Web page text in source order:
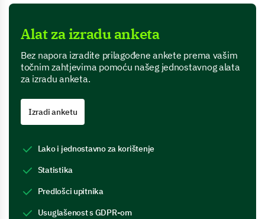
Alat za izradu anketa
Bez napora izradite prilagođene ankete prema vašim
točnim zahtjevima pomoću našeg jednostavnog alata
za izradu anketa.
Izradi anketu
Lako i jednostavno za korištenje
Statistika
Predlošci upitnika
Usuglašenost s GDPR-om